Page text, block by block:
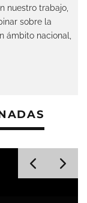
nuestro trabajo,
sobre la
ámbito nacional,